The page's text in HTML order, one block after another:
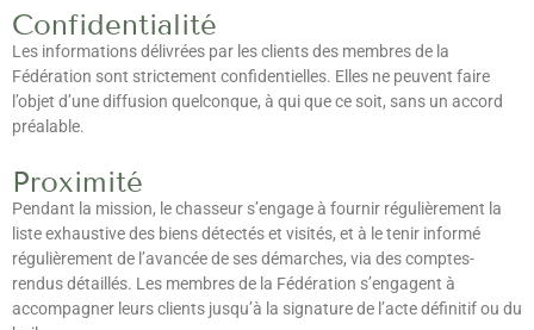
Confidentialité
Les informations délivrées par les clients des membres de la
Fédération sont strictement confidentielles. Elles ne peuvent faire
l’objet d’une diffusion quelconque, à qui que ce soit, sans un accord
préalable.
Proximité
Pendant la mission, le chasseur s’engage à fournir régulièrement la
liste exhaustive des biens détectés et visités, et à le tenir informé
régulièrement de l’avancée de ses démarches, via des comptes-
rendus détaillés. Les membres de la Fédération s’engagent à
accompagner leurs clients jusqu’à la signature de l’acte définitif ou du